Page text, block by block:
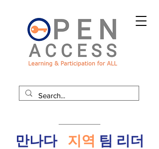
만나다 지역 팀 리더